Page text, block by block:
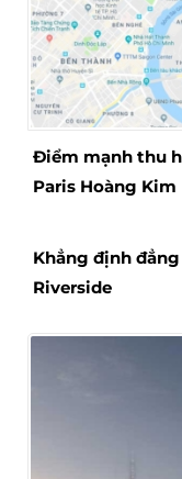
Điểm mạnh thu
Paris Hoàng Kim
Khẳng định
Riverside